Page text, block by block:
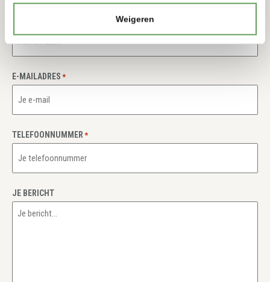
Weigeren
E-MAILADRES *
TELEFOONNUMMER *
JE BERICHT